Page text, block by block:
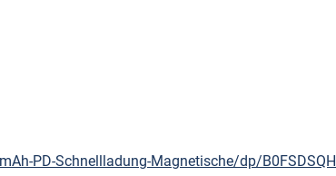
PD-Schnellladung-Magnetische/dp/B0FSDSQH